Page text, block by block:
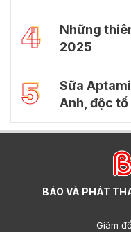
4
Những
2025
5
Sữa
Anh, độc
BÁO VÀ PHÁT
Giám